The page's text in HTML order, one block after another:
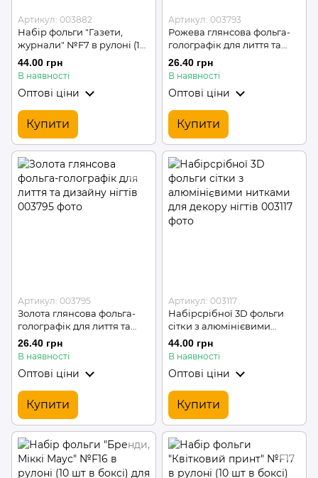
Артикул: 003882
Набір фольги "Газети,
журнали" №F7 в рулоні (10
шт в боксі) для дизайну
нігтів
44.00 грн
В наявності
Оптові ціни
Купити
Артикул: 003793
Рожева глянсова фольга-
голографік для лиття та
дизайну нігтів
26.40 грн
В наявності
Оптові ціни
Купити
Артикул: 003795
Золота глянсова фольга-
голографік для лиття та
дизайну нігтів
26.40 грн
В наявності
Оптові ціни
Купити
Артикул: 003117
Набірсрібної 3D фольги
сітки з алюмінієвими
нитками для декору нігтів
44.00 грн
В наявності
Оптові ціни
Купити